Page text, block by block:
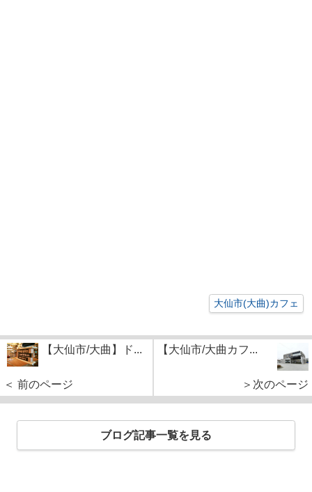
大仙市(大曲)カフェ
【大仙市/大曲】ド...
＜ 前のページ
【大仙市/大曲カフ...
＞次のページ
ブログ記事一覧を見る